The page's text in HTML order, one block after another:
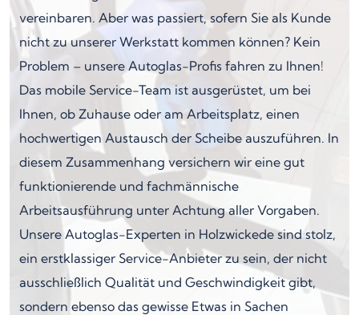
vereinbaren. Aber was passiert, sofern Sie als Kunde
nicht zu unserer Werkstatt kommen können? Kein
Problem – unsere Autoglas-Profis fahren zu Ihnen!
Das mobile Service-Team ist ausgerüstet, um bei
Ihnen, ob Zuhause oder am Arbeitsplatz, einen
hochwertigen Austausch der Scheibe auszuführen. In
diesem Zusammenhang versichern wir eine gut
funktionierende und fachmännische
Arbeitsausführung unter Achtung aller Vorgaben.
Unsere Autoglas-Experten in Holzwickede sind stolz,
ein erstklassiger Service-Anbieter zu sein, der nicht
ausschließlich Qualität und Geschwindigkeit gibt,
sondern ebenso das gewisse Etwas in Sachen